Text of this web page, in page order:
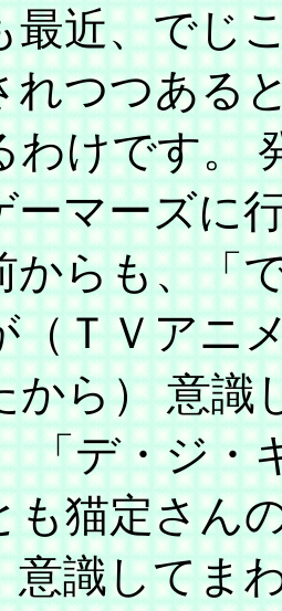
近、でじ
れつつある
わけです。
ーマーズに
からも、「
（ＴＶアニ
から） 意識
「デ・ジ・
も猫定さん
識してま